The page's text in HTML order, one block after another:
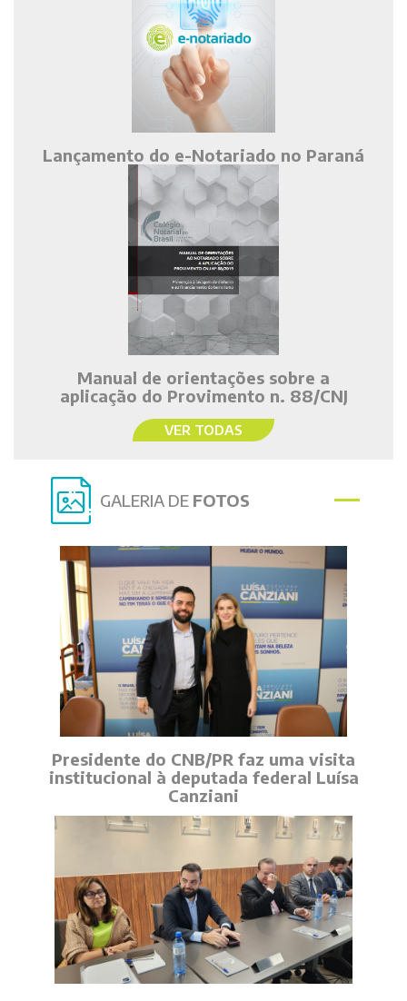
Lançamento do e-Notariado no Paraná
Manual de orientações sobre a
aplicação do Provimento n. 88/CNJ
VER TODAS
GALERIA DE FOTOS
Presidente do CNB/PR faz uma visita
institucional à deputada federal Luísa
Canziani